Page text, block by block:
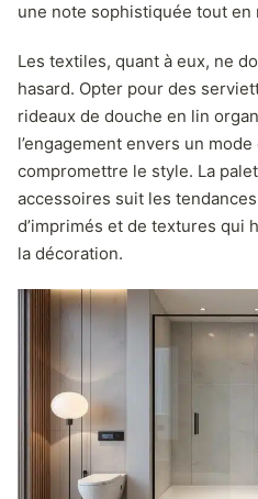
une note sophistiquée tout
Les textiles, quant à eux, ne
hasard. Opter pour des
rideaux de douche en lin
l’engagement envers un
compromettre le style. La
accessoires suit les
d’imprimés et de textures qui
la décoration.